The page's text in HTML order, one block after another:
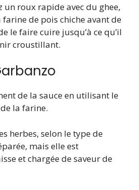
un roux rapide avec du ghee,
farine de pois chiche avant de
le faire cuire jusqu’à ce qu’il
croustillant.
de la sauce en utilisant le
la farine.
herbes, selon le type de
mais elle est
et chargée de saveur de